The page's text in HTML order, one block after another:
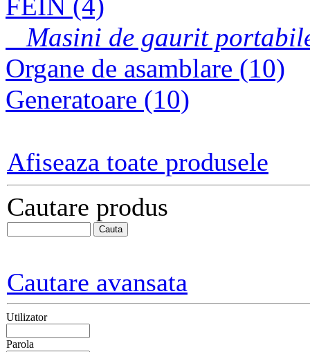
FEIN (4)
Masini de gaurit
Organe de asamblare (10)
Generatoare (10)
Afiseaza toate produsele
Cautare produs
Cautare avansata
Utilizator
Parola